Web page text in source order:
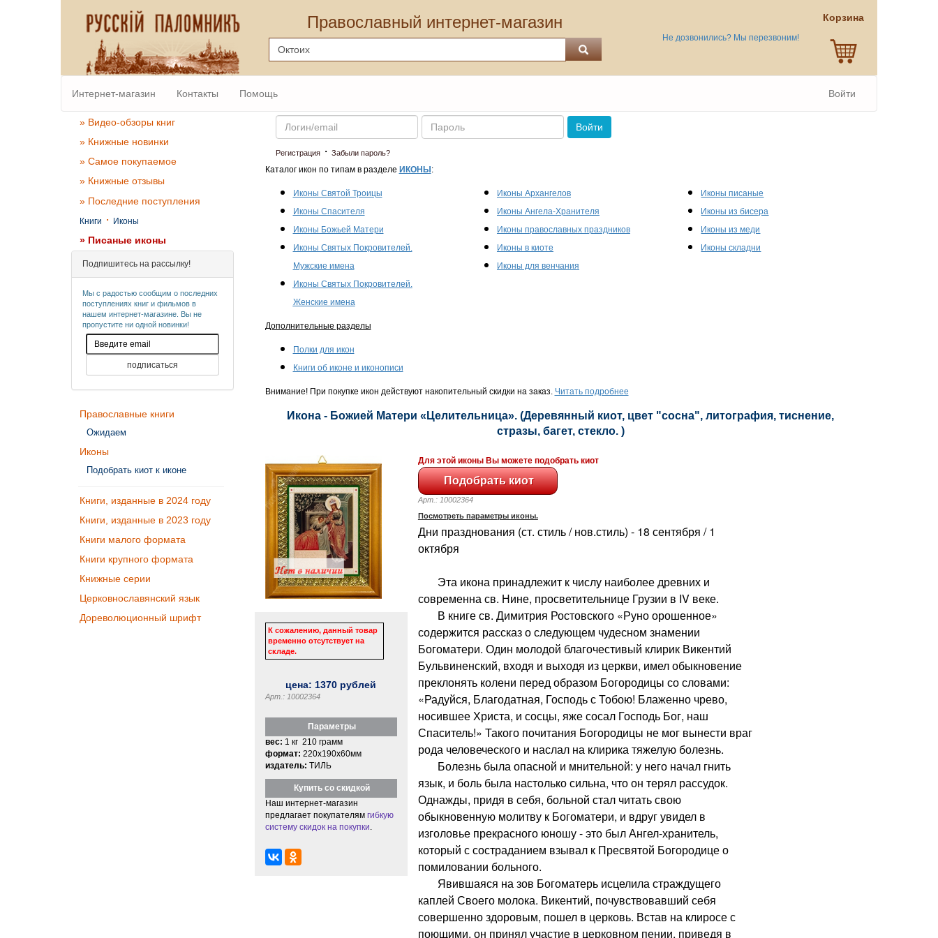
Православный интернет-магазин
Не дозвонились? Мы перезвоним!
Корзина
Интернет-магазин Контакты Помощь Войти
» Видео-обзоры книг
» Книжные новинки
» Самое покупаемое
» Книжные отзывы
» Последние поступления
Книги · Иконы
» Писаные иконы
Подпишитесь на рассылку!
Мы с радостью сообщим о последних
поступлениях книг и фильмов в
нашем интернет-магазине. Вы не
пропустите ни одной новинки!
Православные книги
Ожидаем
Иконы
Подобрать киот к иконе
Книги, изданные в 2024 году
Книги, изданные в 2023 году
Книги малого формата
Книги крупного формата
Книжные серии
Церковнославянский язык
Дореволюционный шрифт
Email Пароль
Войти
Регистрация· Забыли пароль?
Каталог икон по типам в разделе ИКОНЫ :
Иконы Святой Троицы
Иконы Спасителя
Иконы Божьей Матери
Иконы Святых Покровителей.
Мужские имена
Иконы Святых Покровителей.
Женские имена
Иконы Архангелов
Иконы Ангела-Хранителя
Иконы православных праздников
Иконы в киоте
Иконы для венчания
Иконы писаные
Иконы из бисера
Иконы из меди
Иконы складни
Дополнительные разделы
Полки для икон
Книги об иконе и иконописи
Внимание! При покупке икон действуют накопительный скидки на заказ. Читать подробнее
Икона - Божией Матери «Целительница». (Деревянный киот, цвет "сосна", литография, тиснение,
стразы, багет, стекло. )
К сожалению, данный товар
временно отсутствует на
складе.
цена: 1370 рублей
Арт.: 10002364
Параметры
вес: 1 кг 210 грамм
формат: 220x190x60мм
издатель: ТИЛЬ
Купить со скидкой
Наш интернет-магазин
предлагает покупателям гибкую
систему скидок на покупки
Для этой иконы Вы можете подобрать киот
Арт.: 10002364
Посмотреть параметры иконы.
Дни празднования (ст. стиль / нов.стиль) - 18 сентября / 1
октября
Эта икона принадлежит к числу наиболее древних и
современна св. Нине, просветительнице Грузии в IV веке.
В книге св. Димитрия Ростовского «Руно орошенное»
содержится рассказ о следующем чудесном знамении
Богоматери. Один молодой благочестивый клирик Викентий
Бульвиненский, входя и выходя из церкви, имел обыкновение
преклонять колени перед образом Богородицы со словами:
«Радуйся, Благодатная, Господь с Тобою! Блаженно чрево,
носившее Христа, и сосцы, яже сосал Господь Бог, наш
Спаситель!» Такого почитания Богородицы не мог вынести враг
рода человеческого и наслал на клирика тяжелую болезнь.
Болезнь была опасной и мнительной: у него начал гнить
язык, и боль была настолько сильна, что он терял рассудок.
Однажды, придя в себя, больной стал читать свою
обыкновенную молитву к Богоматери, и вдруг увидел в
изголовье прекрасного юношу - это был Ангел-хранитель,
который с состраданием взывал к Пресвятой Богородице о
помиловании больного.
Явившаяся на зов Богоматерь исцелила страждущего
каплей Своего молока. Викентий, почувствовавший себя
совершенно здоровым, пошел в церковь. Встав на клиросе с
поющими, он принял участие в церковном пении, приведя в